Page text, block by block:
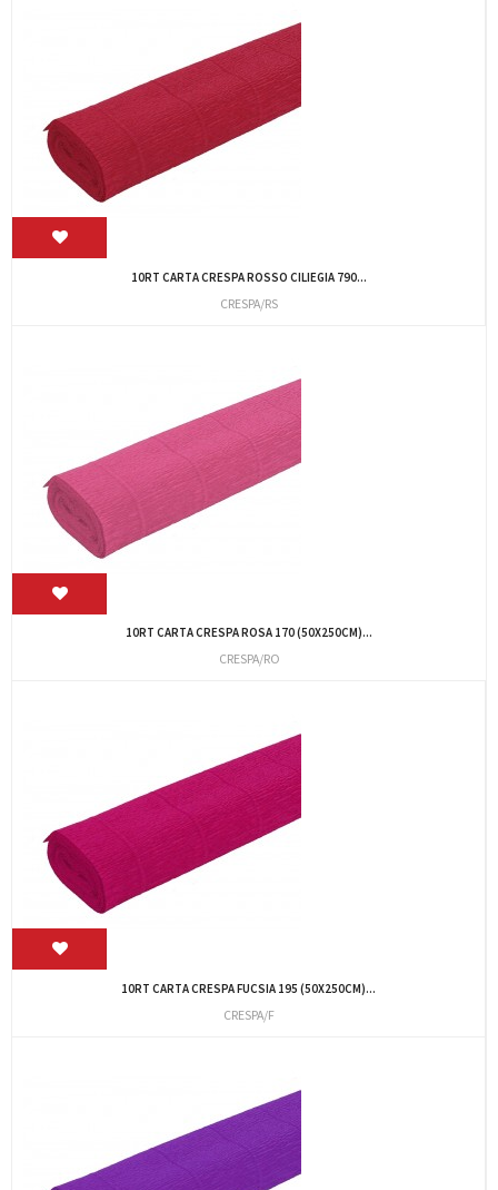
10RT CARTA CRESPA ROSSO CILIEGIA 790...
CRESPA/RS
10RT CARTA CRESPA ROSA 170 (50X250CM)...
CRESPA/RO
10RT CARTA CRESPA FUCSIA 195 (50X250CM)...
CRESPA/F